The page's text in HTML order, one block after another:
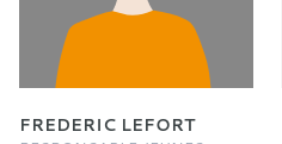
FREDERIC LEFORT